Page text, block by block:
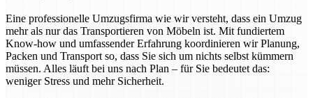
Eine professionelle Umzugsfirma wie wir versteht, dass ein Umzug
mehr als nur das Transportieren von Möbeln ist. Mit fundiertem
Know-how und umfassender Erfahrung koordinieren wir Planung,
Packen und Transport so, dass Sie sich um nichts selbst kümmern
müssen. Alles läuft bei uns nach Plan – für Sie bedeutet das:
weniger Stress und mehr Sicherheit.